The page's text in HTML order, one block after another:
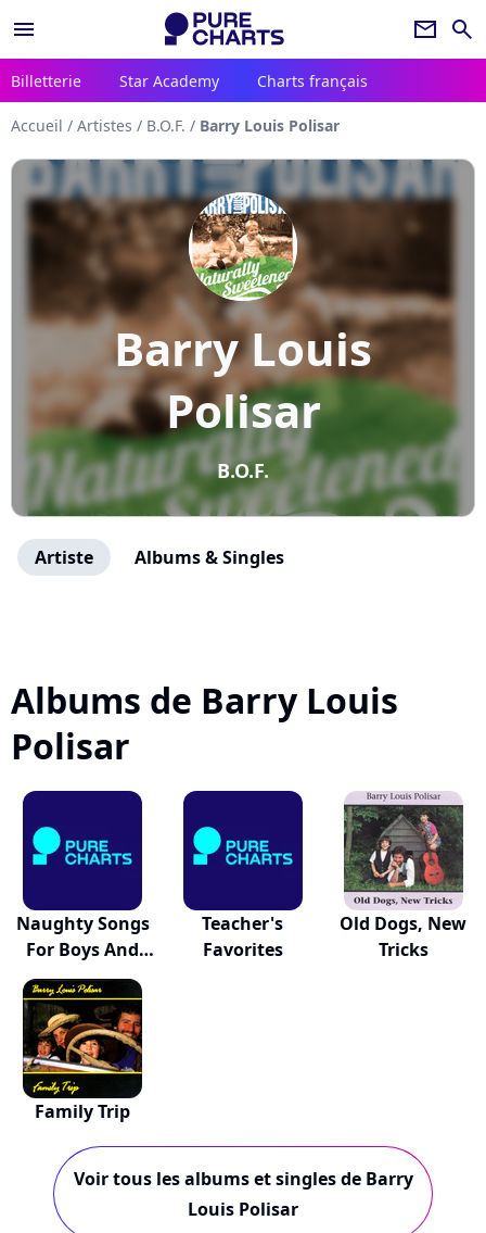
menu newsletter search
Billetterie Star Academy Charts français
Accueil / Artistes / B.O.F. / Barry Louis Polisar
Barry Louis
Polisar
B.O.F.
Artiste Albums & Singles
Albums de Barry Louis
Polisar
Naughty Songs
For Boys And
Girls
Teacher's
Favorites
Old Dogs, New
Tricks
Family Trip
Voir tous les albums et singles de Barry
Louis Polisar